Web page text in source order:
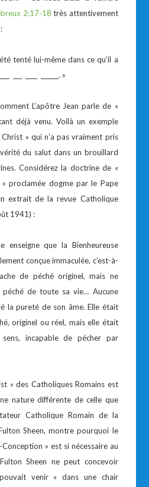
2:17-18 très attentivement
tenté lui-même dans ce qu’il a
___ ____ ______. »
L’apôtre Jean parle de «
déjà venu. Voilà un exemple
» qui n’a pas vraiment pris
du salut dans un brouillard
Considérez la doctrine de «
» proclamée dogme par le Pape
extrait de la revue Catholique
1941) :
enseigne que la Bienheureuse
conçue immaculée, c’est-à-
de péché originel, mais ne
de toute sa vie… Aucune
la pureté de son âme. Elle était
originel ou réel, mais elle était
incapable de pécher par
» des Catholiques Romains est
nature différente de celle que
Catholique Romain de la
Sheen, montre pourquoi le
» est si nécessaire au
Sheen ne peut concevoir
venir « dans une chair